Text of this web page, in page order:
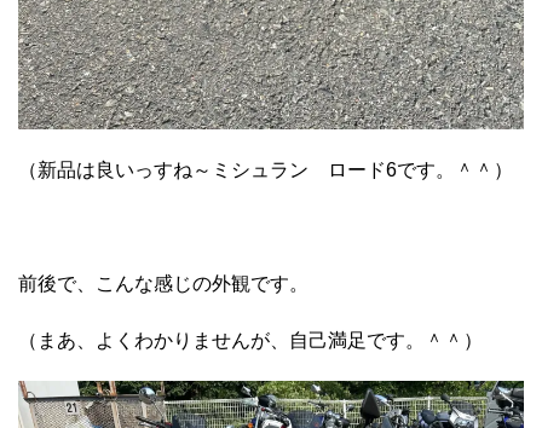
（新品は良いっすね～ミシュラン ロード6です。＾＾）
前後で、こんな感じの外観です。
（まあ、よくわかりませんが、自己満足です。＾＾）